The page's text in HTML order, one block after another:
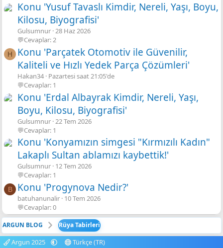
Konu 'Yusuf Tavaslı Kimdir, Nereli, Yaşı, Boyu,
Kilosu, Biyografisi'
Gulsumnur 28 Haz 2026
💬Cevaplar: 2
H
Konu 'Parçatek Otomotiv ile Güvenilir,
Kaliteli ve Hızlı Yedek Parça Çözümleri'
Hakan34 Pazartesi saat 21:05'de
💬Cevaplar: 1
Konu 'Erdal Albayrak Kimdir, Nereli, Yaşı,
Boyu, Kilosu, Biyografisi'
Gulsumnur 22 Tem 2026
💬Cevaplar: 1
Konu 'Konyamızın simgesi "Kırmızılı Kadın"
Lakaplı Sultan ablamızı kaybettik!'
Gulsumnur 12 Tem 2026
💬Cevaplar: 1
B Konu 'Progynova Nedir?'
batuhanunalir 10 Tem 2026
💬Cevaplar: 0
ARGUN BLOG Rüya Tabirleri
Argun 2025 Türkçe (TR)